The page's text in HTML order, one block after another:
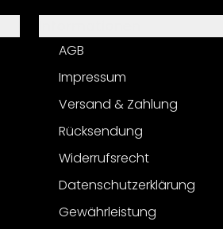
AGB
Impressum
Versand & Zahlung
Rücksendung
Widerrufsrecht
Datenschutzerklärung
Gewährleistung